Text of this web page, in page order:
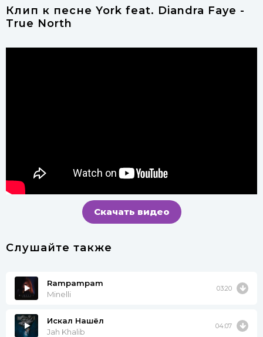
Клип к песне York feat. Diandra Faye -
True North
Скачать видео
Слушайте также
Rampampam
Minelli
03:20
Искал Нашёл
Jah Khalib
04:07